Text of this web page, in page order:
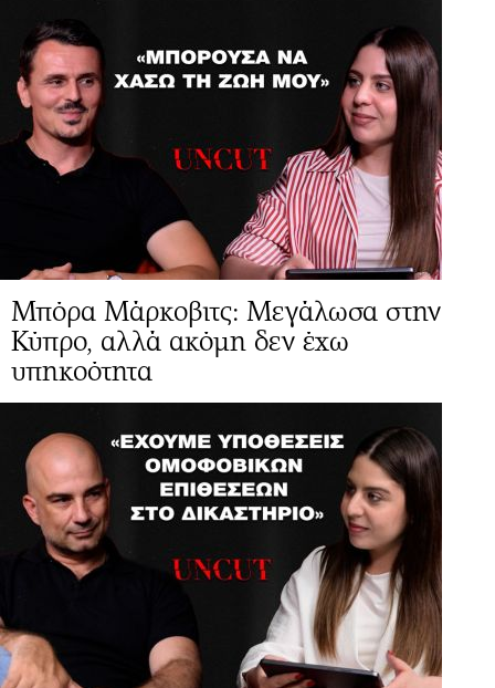
Μπόρα Μάρκοβιτς: Μεγάλωσα στην
Κύπρο, αλλά ακόμη δεν έχω
υπηκοότητα